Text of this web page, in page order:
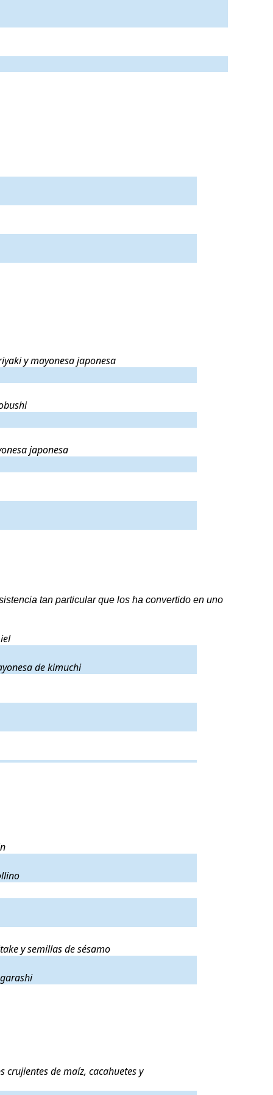
y mayonesa japonesa
y mayonesa japonesa
japonesa
japonesa
tan particular que los ha convertido en uno
y mayonesa de kimuchi
de kimuchi
y mirin
shiitake y semillas de sésamo
y semillas de sésamo
crujientes de maíz, cacahuetes y parmesano rallado
crujientes de maíz, cacahuetes y